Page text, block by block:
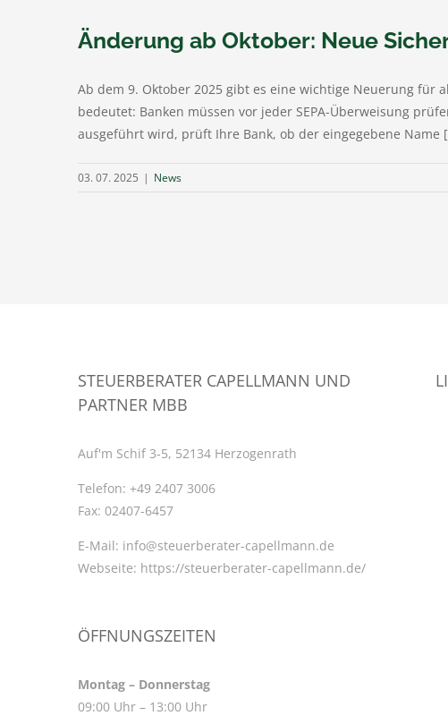
Änderung ab Oktober: Neue
Ab dem 9. Oktober 2025 gibt es eine wichtige Neuerung für
bedeutet: Banken müssen vor jeder SEPA-Überweisung
ausgeführt wird, prüft Ihre Bank, ob der eingegebene Name
03. 07. 2025 | News
STEUERBERATER CAPELLMANN UND
PARTNER MBB
Auf'm Schif 3-5, 52134 Herzogenrath
Telefon: +49 2407 3006
Fax: 02407-6457
E-Mail: info@steuerberater-capellmann.de
Webseite: https://steuerberater-capellmann.de/
ÖFFNUNGSZEITEN
Montag – Donnerstag
09:00 Uhr – 13:00 Uhr